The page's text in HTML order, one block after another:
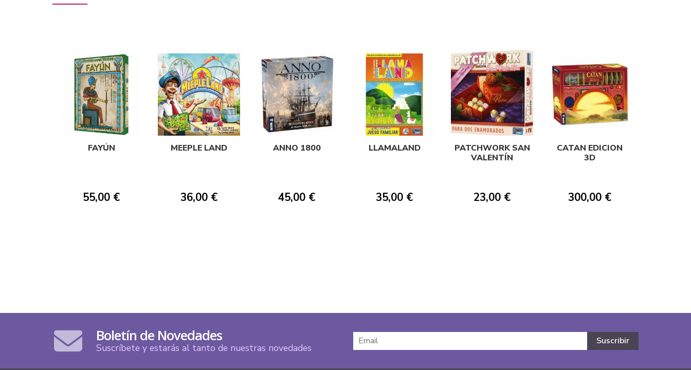
FAYÚN
55,00 €
MEEPLE LAND
36,00 €
ANNO 1800
45,00 €
LLAMALAND
35,00 €
PATCHWORK SAN
VALENTÍN
23,00 €
CATAN EDICION
3D
300,00 €
Boletín de Novedades
Suscríbete y estarás al tanto de nuestras novedades